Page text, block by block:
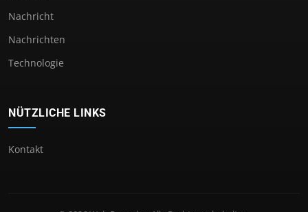
Nachricht
Nachrichten
Technologie
NÜTZLICHE LINKS
Kontakt